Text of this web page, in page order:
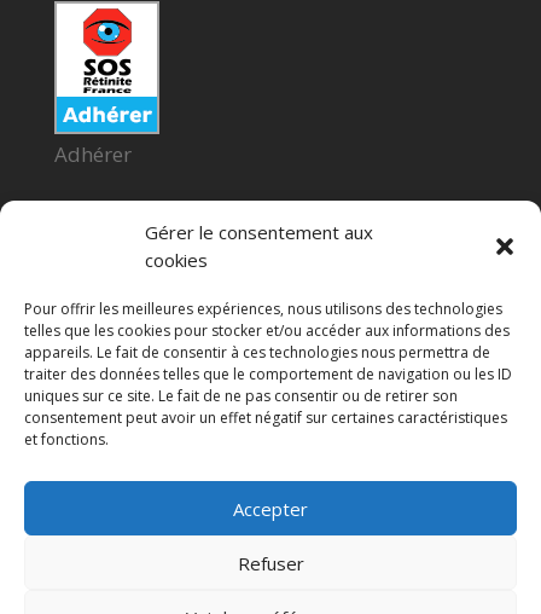
Gérer le consentement aux
cookies
Pour offrir les meilleures expériences, nous utilisons des technologies
telles que les cookies pour stocker et/ou accéder aux informations des
appareils. Le fait de consentir à ces technologies nous permettra de
traiter des données telles que le comportement de navigation ou les ID
uniques sur ce site. Le fait de ne pas consentir ou de retirer son
consentement peut avoir un effet négatif sur certaines caractéristiques
et fonctions.
Accepter
Refuser
Adhérer
Faire un don
Proudly powered by WordPress
© 2015 SOS Rétinite France.Habillage graphique